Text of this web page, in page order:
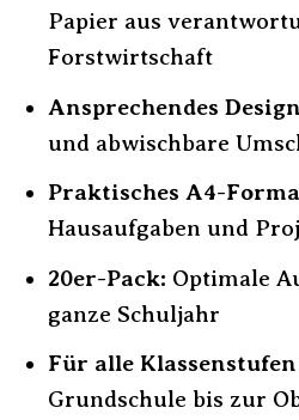
Papier aus
Forstwirtschaft
Ansprechendes
und abwischbare
Praktisches A4-
Hausaufgaben und
20er-Pack: Optimale
ganze Schuljahr
Für alle
Grundschule bis zur